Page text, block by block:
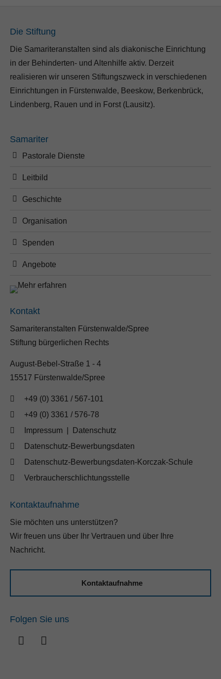
Die Stiftung
Die Samariteranstalten sind als diakonische Einrichtung
in der Behinderten- und Altenhilfe aktiv. Derzeit
realisieren wir unseren Stiftungszweck in verschiedenen
Einrichtungen in Fürstenwalde, Beeskow, Berkenbrück,
Lindenberg, Rauen und in Forst (Lausitz).
Samariter
Pastorale Dienste
Leitbild
Geschichte
Organisation
Spenden
Angebote
Kontakt
Samariteranstalten Fürstenwalde/Spree
Stiftung bürgerlichen Rechts
August-Bebel-Straße 1 - 4
15517 Fürstenwalde/Spree
+49 (0) 3361 / 567-101
+49 (0) 3361 / 576-78
Impressum|
Datenschutz
Datenschutz-Bewerbungsdaten
Datenschutz-Bewerbungsdaten-Korczak-Schule
Verbraucherschlichtungsstelle
Kontaktaufnahme
Sie möchten uns unterstützen?
Wir freuen uns über Ihr Vertrauen und über Ihre
Nachricht.
Kontaktaufnahme
Folgen Sie uns